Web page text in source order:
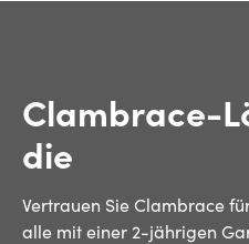
Clambrace-
die
Vertrauen Sie Clambrace
alle mit einer 2-jährigen